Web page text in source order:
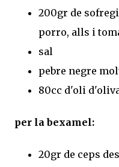
200gr de
porro, alls i
sal
pebre negre
80cc d'oli
per la bexamel:
20gr de ceps